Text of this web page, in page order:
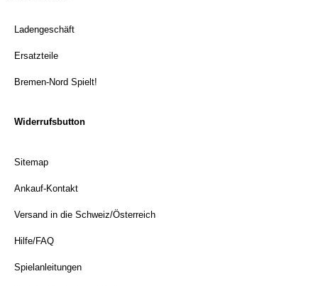
Ladengeschäft
Ersatzteile
Bremen-Nord Spielt!
Widerrufsbutton
Sitemap
Ankauf-Kontakt
Versand in die Schweiz/Österreich
Hilfe/FAQ
Spielanleitungen